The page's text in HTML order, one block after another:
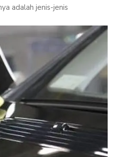
adalah jenis-jenis